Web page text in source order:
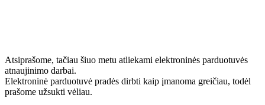
Atsiprašome, tačiau šiuo metu atliekami elektroninės parduotuvės
atnaujinimo darbai.
Elektroninė parduotuvė pradės dirbti kaip įmanoma greičiau, todėl
prašome užsukti vėliau.